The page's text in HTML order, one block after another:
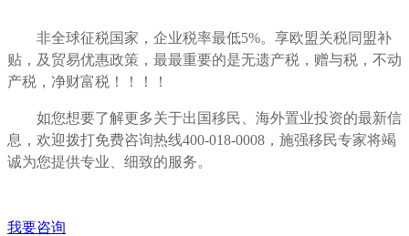
非全球征税国家，企业税率最低5%。享欧盟关税同盟补
贴，及贸易优惠政策，最最重要的是无遗产税，赠与税，不动
产税，净财富税！！！！
如您想要了解更多关于出国移民、海外置业投资的最新信
息，欢迎拨打免费咨询热线400-018-0008，施强移民专家将竭
诚为您提供专业、细致的服务。
我要咨询